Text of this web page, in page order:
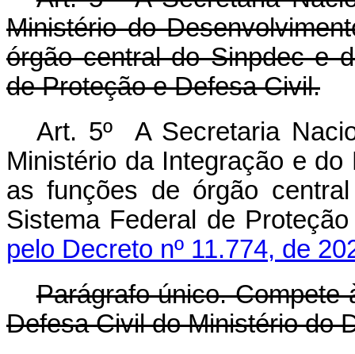
Ministério do
órgão central do Sinpdec e
de Proteção e Defesa Civil.
Art. 5º A Secretaria
Ministério da Integração e
as funções de órgão
Sistema Federal de
pelo Decreto nº 11.774, de
Parágrafo único. Compete
Defesa Civil do Ministério do